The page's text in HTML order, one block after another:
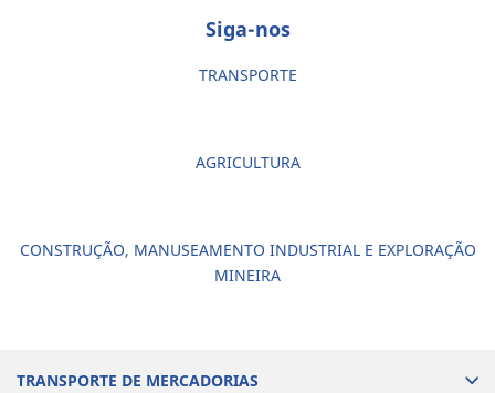
Siga-nos
TRANSPORTE
AGRICULTURA
CONSTRUÇÃO, MANUSEAMENTO INDUSTRIAL E EXPLORAÇÃO
MINEIRA
TRANSPORTE DE MERCADORIAS